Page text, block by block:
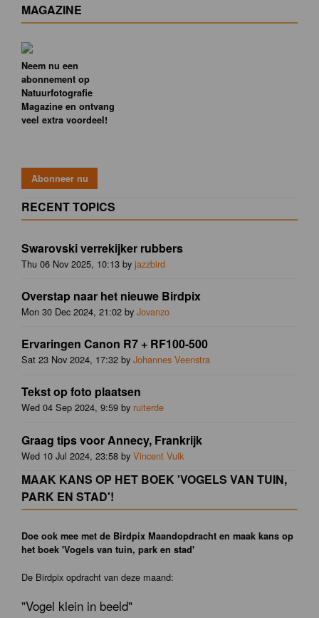
MAGAZINE
Neem nu een
abonnement op
Natuurfotografie
Magazine en ontvang
veel extra voordeel!
RECENT TOPICS
Swarovski verrekijker rubbers
Thu 06 Nov 2025, 10:13 by jazzbird
Overstap naar het nieuwe Birdpix
Mon 30 Dec 2024, 21:02 by Jovanzo
Ervaringen Canon R7 + RF100-500
Sat 23 Nov 2024, 17:32 by Johannes Veenstra
Tekst op foto plaatsen
Wed 04 Sep 2024, 9:59 by ruiterde
Graag tips voor Annecy, Frankrijk
Wed 10 Jul 2024, 23:58 by Vincent Vuik
MAAK KANS OP HET BOEK 'VOGELS VAN TUIN,
PARK EN STAD'!
Doe ook mee met de Birdpix Maandopdracht en maak kans op
het boek 'Vogels van tuin, park en stad'
De Birdpix opdracht van deze maand:
"Vogel klein in beeld"